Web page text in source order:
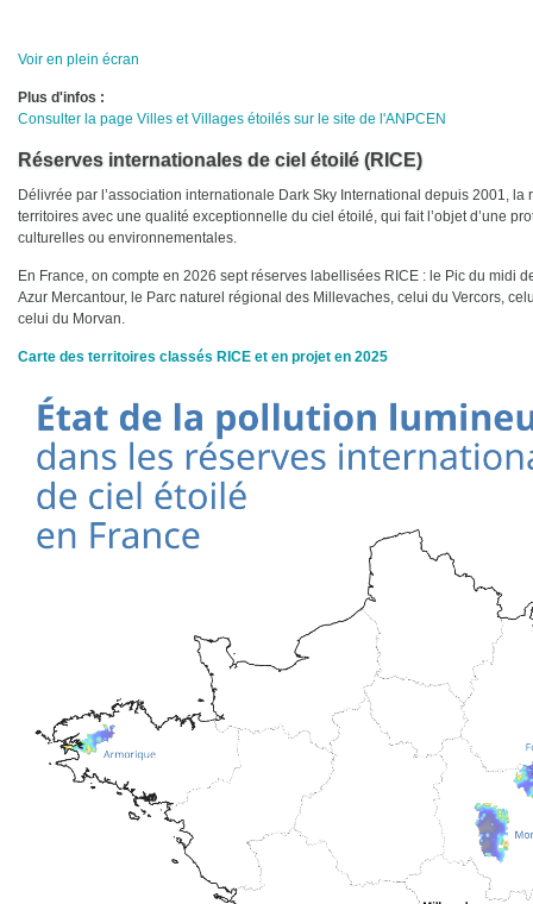
Voir en plein écran
Plus d'infos :
Consulter la page Villes et Villages étoilés sur le site de l'ANPCEN
Réserves internationales de ciel étoilé (RICE)
Délivrée par l’association internationale Dark Sky International depuis 2001,
territoires avec une qualité exceptionnelle du ciel étoilé, qui fait l’objet d’une
culturelles ou environnementales.
En France, on compte en 2026 sept réserves labellisées RICE : le Pic du midi
Azur Mercantour, le Parc naturel régional des Millevaches, celui du Vercors,
celui du Morvan.
Carte des territoires classés RICE et en projet en 2025